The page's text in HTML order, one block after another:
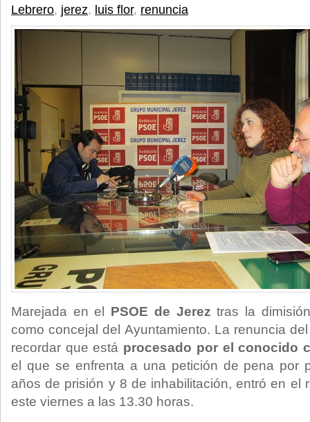
Lebrero, jerez, luis flor, renuncia
Marejada en el PSOE de Jerez tras la
como concejal del Ayuntamiento. La renuncia
recordar que está procesado por el conocido
el que se enfrenta a una petición de pena por
años de prisión y 8 de inhabilitación, entró en el
este viernes a las 13.30 horas.